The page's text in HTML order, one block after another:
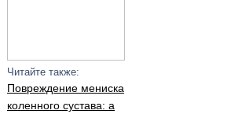
Читайте также:
Повреждение мениска
коленного сустава: а